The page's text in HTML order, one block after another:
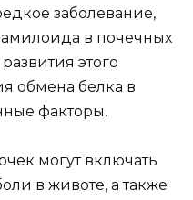
заболевание,
в почечных
этого
обмена белка в
факторы.
могут включать
в животе, а также